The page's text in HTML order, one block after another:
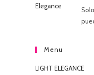
5
Solo
Menu
LIGHT ELEGANCE